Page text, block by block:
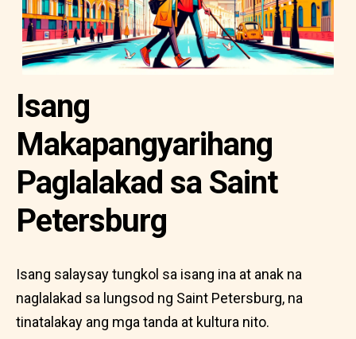
Isang
Makapangyarihang
Paglalakad sa Saint
Petersburg
Isang salaysay tungkol sa isang ina at anak na
naglalakad sa lungsod ng Saint Petersburg, na
tinatalakay ang mga tanda at kultura nito.